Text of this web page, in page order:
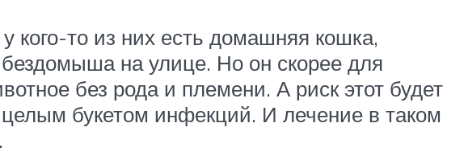
кого-то из них есть домашняя кошка,
на улице. Но он скорее для
без рода и племени. А риск этот будет
целым букетом инфекций. И лечение в таком